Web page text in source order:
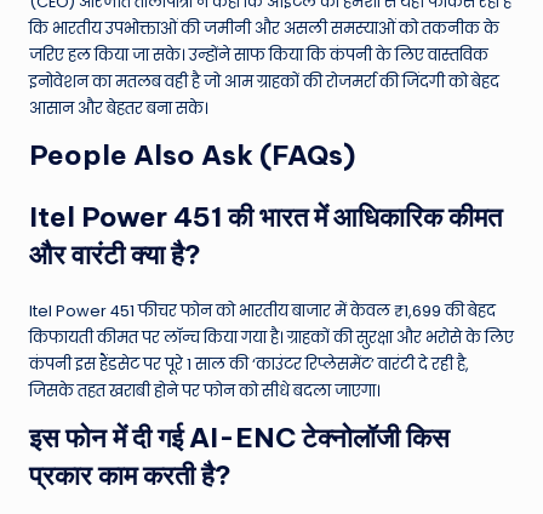
कि भारतीय उपभोक्ताओं की जमीनी और असली समस्याओं को तकनीक के
जरिए हल किया जा सके। उन्होंने साफ किया कि कंपनी के लिए वास्तविक
इनोवेशन का मतलब वही है जो आम ग्राहकों की रोजमर्रा की जिंदगी को बेहद
आसान और बेहतर बना सके।
People Also Ask (FAQs)
Itel Power 451 की भारत में आधिकारिक कीमत
और वारंटी क्या है?
Itel Power 451 फीचर फोन को भारतीय बाजार में केवल ₹1,699 की बेहद
किफायती कीमत पर लॉन्च किया गया है। ग्राहकों की सुरक्षा और भरोसे के लिए
कंपनी इस हैंडसेट पर पूरे 1 साल की ‘काउंटर रिप्लेसमेंट’ वारंटी दे रही है,
जिसके तहत खराबी होने पर फोन को सीधे बदला जाएगा।
इस फोन में दी गई AI-ENC टेक्नोलॉजी किस
प्रकार काम करती है?